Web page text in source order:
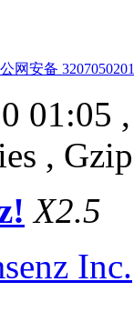
网安备
01:05
,
X2.5
Inc.